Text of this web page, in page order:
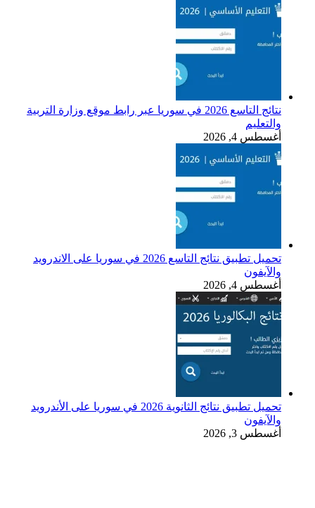
نتائج التاسع 2026 في سوريا عبر رابط موقع وزارة التربية
والتعليم
أغسطس 4, 2026
تحميل تطبيق نتائج التاسع 2026 في سوريا على الاندرويد
والآيفون
أغسطس 4, 2026
تحميل تطبيق نتائج الثانوية 2026 في سوريا على الأندرويد
والآيفون
أغسطس 3, 2026